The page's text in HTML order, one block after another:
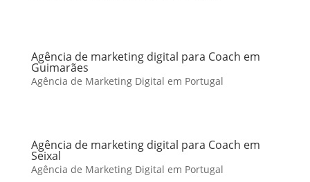
Agência de marketing digital para Coach em
Guimarães
Agência de Marketing Digital em Portugal
Agência de marketing digital para Coach em
Seixal
Agência de Marketing Digital em Portugal